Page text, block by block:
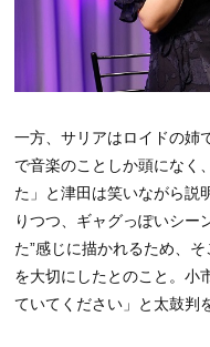
一方、サリアはロイドの姉
で音楽のことしか頭になく
た」と津田は笑いながら説
りつつ、ギャグっぽいシー
た”感じに描かれるため、
を大切にしたとのこと。小
ていてください」と太鼓判